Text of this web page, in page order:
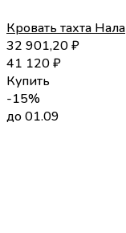
Кровать тахта Нала
32 901,20₽
41 120₽
Купить
-15%
до 01.09